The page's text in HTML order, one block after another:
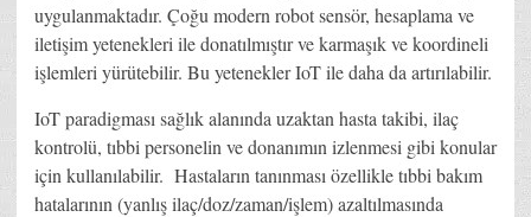
uygulanmaktadır. Çoğu modern robot sensör, hesaplama ve
iletişim yetenekleri ile donatılmıştır ve karmaşık ve koordineli
işlemleri yürütebilir. Bu yetenekler IoT ile daha da artırılabilir.
IoT paradigması sağlık alanında uzaktan hasta takibi, ilaç
kontrolü, tıbbi personelin ve donanımın izlenmesi gibi konular
için kullanılabilir. Hastaların tanınması özellikle tıbbi bakım
hatalarının (yanlış ilaç/doz/zaman/işlem) azaltılmasında